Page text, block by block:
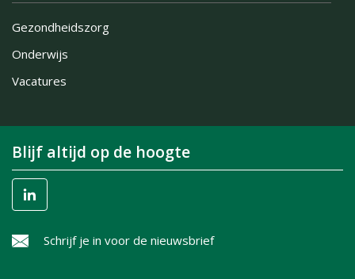
Gezondheidszorg
Onderwijs
Vacatures
Blijf altijd op de hoogte
Schrijf je in voor de nieuwsbrief